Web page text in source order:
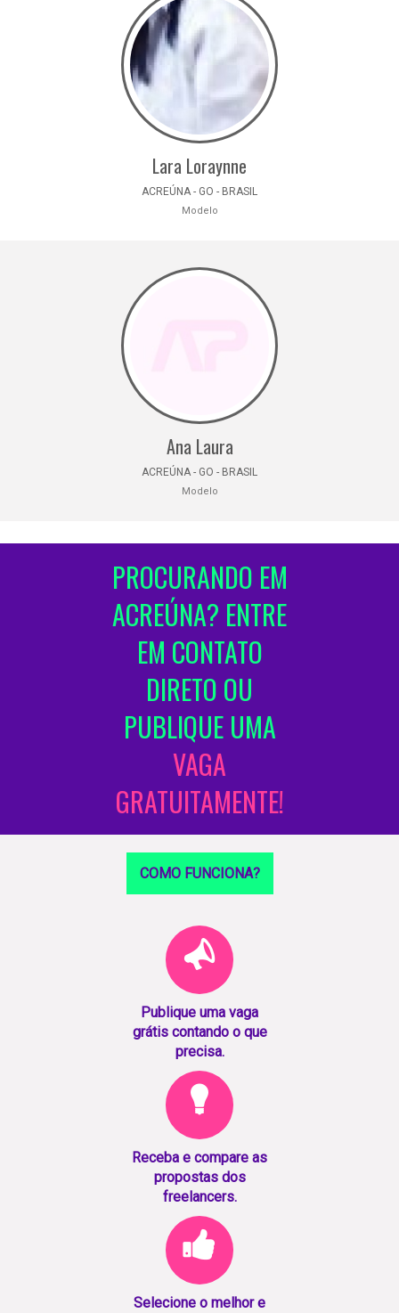
Lara Loraynne
ACREÚNA - GO - BRASIL
Modelo
Ana Laura
ACREÚNA - GO - BRASIL
Modelo
PROCURANDO EM
ACREÚNA? ENTRE
EM CONTATO
DIRETO OU
PUBLIQUE UMA
VAGA
GRATUITAMENTE!
COMO FUNCIONA?
Publique uma vaga
grátis contando o que
precisa.
Receba e compare as
propostas dos
freelancers.
Selecione o melhor e